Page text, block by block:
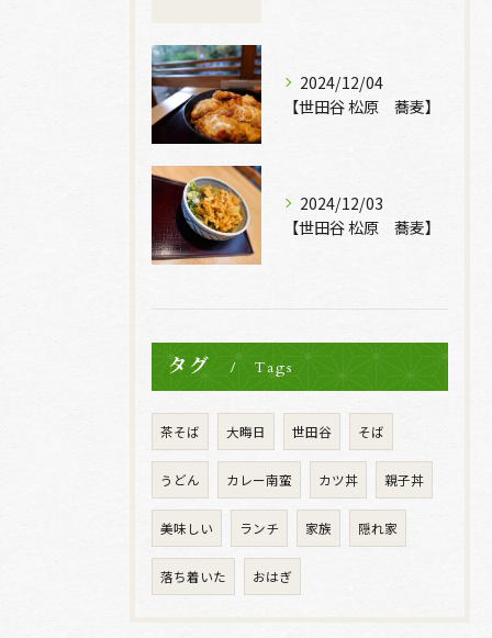
2024/12/04
【世田谷 松原 蕎麦】
2024/12/03
【世田谷 松原 蕎麦】
タグ Tags
茶そば 大晦日 世田谷 そば
うどん カレー南蛮 カツ丼 親子丼
美味しい ランチ 家族 隠れ家
落ち着いた おはぎ